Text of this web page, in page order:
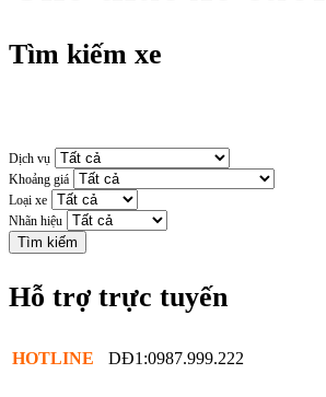
Tìm kiếm xe
Dịch vụ
Khoảng giá
Loại xe
Nhãn hiệu
Hỗ trợ trực tuyến
HOTLINE DĐ1:0987.999.222